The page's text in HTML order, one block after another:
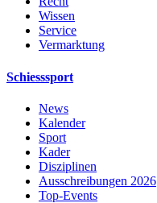
Wissen
Service
Vermarktung
Schiesssport
News
Kalender
Sport
Kader
Disziplinen
Ausschreibungen 2026
Top-Events